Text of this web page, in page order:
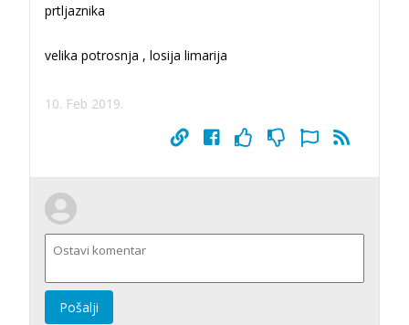
prtljaznika
velika potrosnja , losija limarija
10. Feb 2019.
Pošalji